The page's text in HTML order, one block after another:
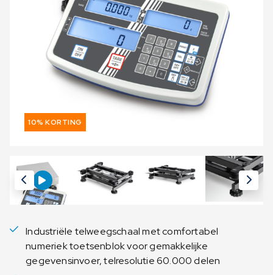
10% KORTING
Industriële telweegschaal met comfortabel
numeriek toetsenblok voor gemakkelijke
gegevensinvoer, telresolutie 60.000 delen